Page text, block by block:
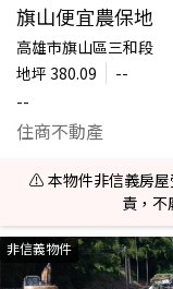
旗山便宜農保地
高雄市旗山區三和段
地坪 380.09
--
--
住商不動產
⚠️ 本物件非信義房屋
責，不
非信義物件